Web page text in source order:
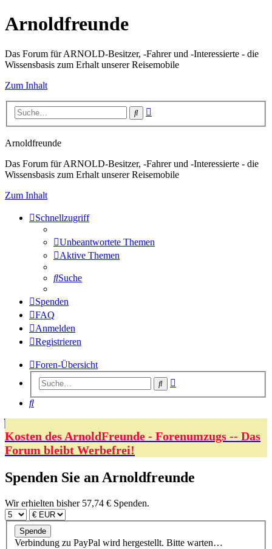
Arnoldfreunde
Das Forum für ARNOLD-Besitzer, -Fahrer und -Interessierte - die
Wissensbasis zum Erhalt unserer Reisemobile
Zum Inhalt
Suche
Arnoldfreunde
Das Forum für ARNOLD-Besitzer, -Fahrer und -Interessierte - die
Wissensbasis zum Erhalt unserer Reisemobile
Zum Inhalt
Schnellzugriff
Unbeantwortete Themen
Aktive Themen
Suche
Spenden
FAQ
Anmelden
Registrieren
Foren-Übersicht
Suche
Suche
Kosten des ArnoldFreunde - Forenumzugs -- Das
Forum bleibt Werbefrei!
Spenden Sie an Arnoldfreunde
Wir erhielten bisher 57,74 € Spenden.
Verbindung zu PayPal wird hergestellt. Bitte warten…